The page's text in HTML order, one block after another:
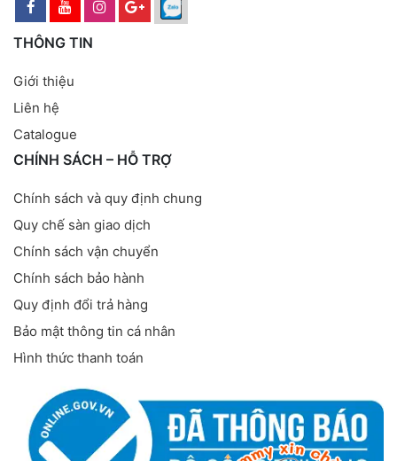
THÔNG TIN
Giới thiệu
Liên hệ
Catalogue
CHÍNH SÁCH – HỖ TRỢ
Chính sách và quy định chung
Quy chế sàn giao dịch
Chính sách vận chuyển
Chính sách bảo hành
Quy định đổi trả hàng
Bảo mật thông tin cá nhân
Hình thức thanh toán